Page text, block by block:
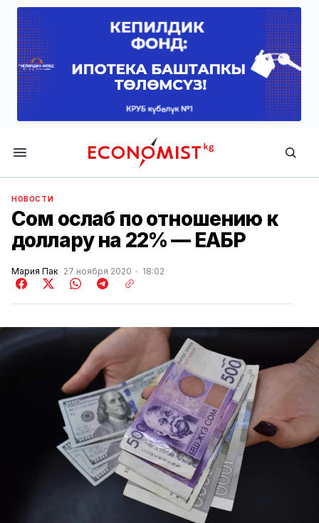
Economist.kg
НОВОСТИ
Сом ослаб по отношению к
доллару на 22% — ЕАБР
Мария Пак 27 ноября 2020 18:02